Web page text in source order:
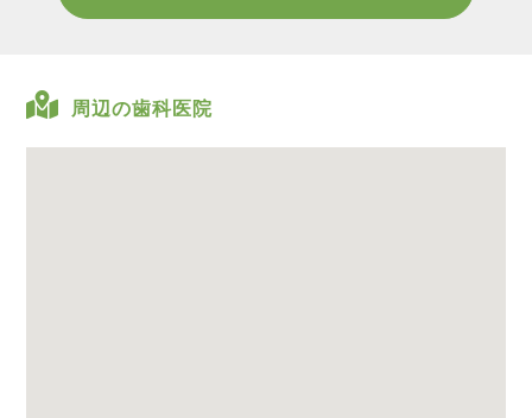
周辺の歯科医院